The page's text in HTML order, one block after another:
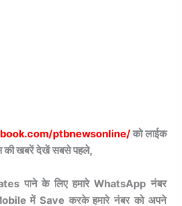
ptbnewsonline/को लाईक
खबरें देखें सबसे पहले,
पाने के लिए हमारे WhatsApp नंबर
में Save करके हमारे नंबर को अपने